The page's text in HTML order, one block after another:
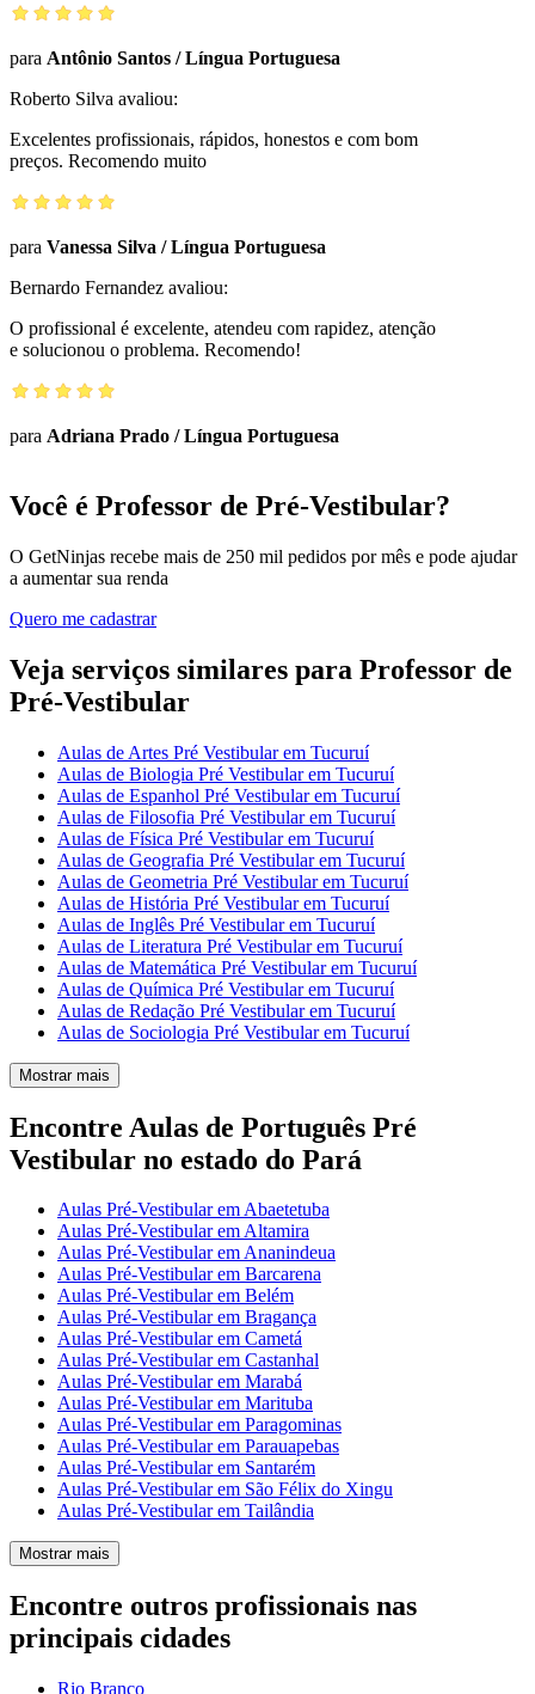
para Antônio Santos /Língua Portuguesa
Roberto Silva avaliou:
Excelentes profissionais, rápidos, honestos e com bom
preços. Recomendo muito
para Vanessa Silva /Língua Portuguesa
Bernardo Fernandez avaliou:
O profissional é excelente, atendeu com rapidez, atenção
e solucionou o problema. Recomendo!
para Adriana Prado /Língua Portuguesa
Você é Professor de Pré-Vestibular?
O GetNinjas recebe mais de 250 mil pedidos por mês e pode ajudar
a aumentar sua renda
Quero me cadastrar
Veja serviços similares para Professor de
Pré-Vestibular
Aulas de Artes Pré Vestibular em Tucuruí
Aulas de Biologia Pré Vestibular em Tucuruí
Aulas de Espanhol Pré Vestibular em Tucuruí
Aulas de Filosofia Pré Vestibular em Tucuruí
Aulas de Física Pré Vestibular em Tucuruí
Aulas de Geografia Pré Vestibular em Tucuruí
Aulas de Geometria Pré Vestibular em Tucuruí
Aulas de História Pré Vestibular em Tucuruí
Aulas de Inglês Pré Vestibular em Tucuruí
Aulas de Literatura Pré Vestibular em Tucuruí
Aulas de Matemática Pré Vestibular em Tucuruí
Aulas de Química Pré Vestibular em Tucuruí
Aulas de Redação Pré Vestibular em Tucuruí
Aulas de Sociologia Pré Vestibular em Tucuruí
Mostrar mais
Encontre Aulas de Português Pré
Vestibular no estado do Pará
Aulas Pré-Vestibular em Abaetetuba
Aulas Pré-Vestibular em Altamira
Aulas Pré-Vestibular em Ananindeua
Aulas Pré-Vestibular em Barcarena
Aulas Pré-Vestibular em Belém
Aulas Pré-Vestibular em Bragança
Aulas Pré-Vestibular em Cametá
Aulas Pré-Vestibular em Castanhal
Aulas Pré-Vestibular em Marabá
Aulas Pré-Vestibular em Marituba
Aulas Pré-Vestibular em Paragominas
Aulas Pré-Vestibular em Parauapebas
Aulas Pré-Vestibular em Santarém
Aulas Pré-Vestibular em São Félix do Xingu
Aulas Pré-Vestibular em Tailândia
Mostrar mais
Encontre outros profissionais nas
principais cidades
Rio Branco